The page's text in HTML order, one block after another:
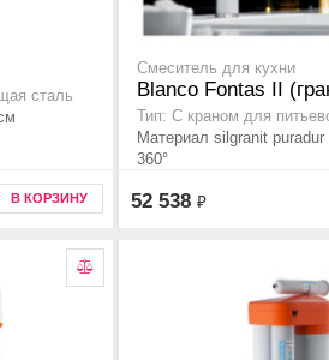
сталь
В КОРЗИНУ
Смеситель для кухни
Blanco Fontas II
Тип: С краном для
Материал silgranit puradur
360°
52 538 ₽